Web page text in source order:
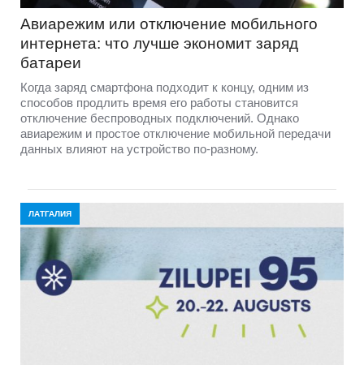
Авиарежим или отключение мобильного
интернета: что лучше экономит заряд
батареи
Когда заряд смартфона подходит к концу, одним из
способов продлить время его работы становится
отключение беспроводных подключений. Однако
авиарежим и простое отключение мобильной передачи
данных влияют на устройство по-разному.
ЛАТГАЛИЯ